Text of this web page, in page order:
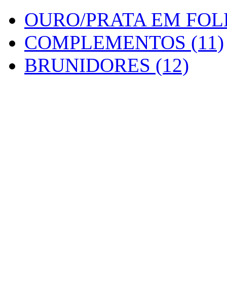
OURO/PRATA EM
COMPLEMENTOS (11)
BRUNIDORES (12)